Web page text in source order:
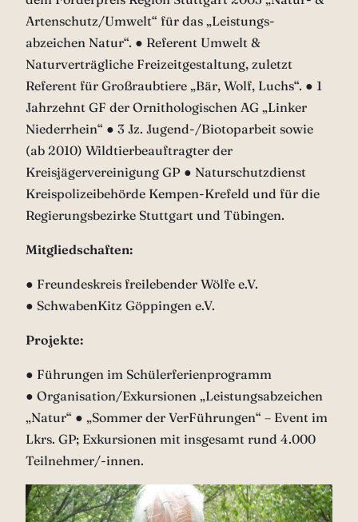
Artenschutz/Umwelt“ für das „Leistungs-
abzeichen Natur“. ● Referent Umwelt &
Naturverträgliche Freizeitgestaltung, zuletzt
Referent für Großraubtiere „Bär, Wolf, Luchs“. ● 1
Jahrzehnt GF der Ornithologischen AG „Linker
Niederrhein“ ● 3 Jz. Jugend-/Biotoparbeit sowie
(ab 2010) Wildtierbeauftragter der
Kreisjägervereinigung GP ● Naturschutzdienst
Kreispolizeibehörde Kempen-Krefeld und für die
Regierungsbezirke Stuttgart und Tübingen.
Mitgliedschaften:
● Freundeskreis freilebender Wölfe e.V.
● SchwabenKitz Göppingen e.V.
Projekte:
● Führungen im Schülerferienprogramm
● Organisation/Exkursionen „Leistungsabzeichen
„Natur“ ● „Sommer der VerFührungen“ – Event im
Lkrs. GP; Exkursionen mit insgesamt rund 4.000
Teilnehmer/-innen.